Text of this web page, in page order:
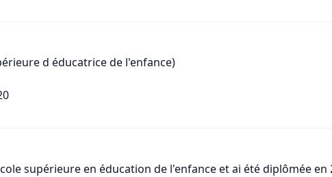
d éducatrice de l'enfance)
supérieure en éducation de l'enfance et ai été diplômée en